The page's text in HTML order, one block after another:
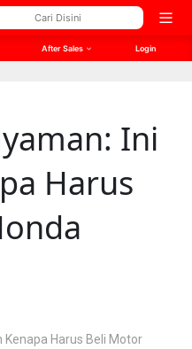
Meta SEO
Open
After Sales Login
Ini
Harus
Kenapa Harus Beli Motor